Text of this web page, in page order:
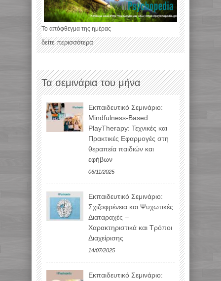
Το απόφθεγμα της ημέρας
δείτε περισσότερα
Τα σεμινάρια του μήνα
Εκπαιδευτικό Σεμινάριο:
Mindfulness-Based
PlayTherapy: Τεχνικές και
Πρακτικές Εφαρμογές στη
θεραπεία παιδιών και
εφήβων
06/11/2025
Εκπαιδευτικό Σεμινάριο:
Σχιζοφρένεια και Ψυχωτικές
Διαταραχές –
Χαρακτηριστικά και Τρόποι
Διαχείρισης
14/07/2025
Εκπαιδευτικό Σεμινάριο: